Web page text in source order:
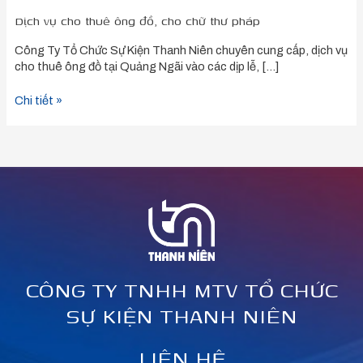
Dịch vụ cho thuê ông đồ, cho chữ thư pháp
Công Ty Tổ Chức Sự Kiện Thanh Niên chuyên cung cấp, dịch vụ
cho thuê ông đồ tại Quảng Ngãi vào các dịp lễ, […]
Chi tiết »
CÔNG TY TNHH MTV TỔ CHỨC
SỰ KIỆN THANH NIÊN